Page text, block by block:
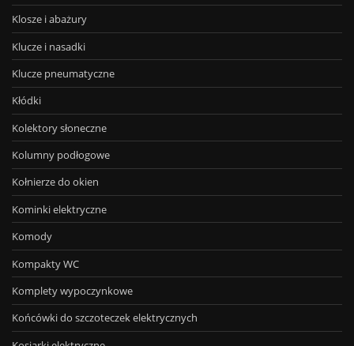
Klosze i abażury
Klucze i nasadki
Klucze pneumatyczne
Kłódki
Kolektory słoneczne
Kolumny podłogowe
Kołnierze do okien
Kominki elektryczne
Komody
Kompakty WC
Komplety wypoczynkowe
Końcówki do szczoteczek elektrycznych